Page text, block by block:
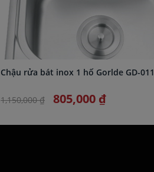
Chậu rửa bát inox 1 hố Gorlde GD-011
1,150,000 ₫ 805,000 ₫